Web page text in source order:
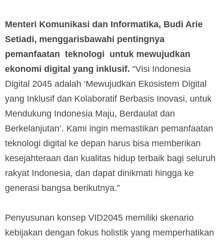
Menteri Komunikasi dan Informatika, Budi Arie
Setiadi, menggarisbawahi pentingnya
pemanfaatan teknologi untuk mewujudkan
ekonomi digital yang inklusif. “Visi Indonesia
Digital 2045 adalah ‘Mewujudkan Ekosistem Digital
yang Inklusif dan Kolaboratif Berbasis Inovasi, untuk
Mendukung Indonesia Maju, Berdaulat dan
Berkelanjutan’. Kami ingin memastikan pemanfaatan
teknologi digital ke depan harus bisa memberikan
kesejahteraan dan kualitas hidup terbaik bagi seluruh
rakyat Indonesia, dan dapat dinikmati hingga ke
generasi bangsa berikutnya.”
Penyusunan konsep VID2045 memiliki skenario
kebijakan dengan fokus holistik yang memperhatikan